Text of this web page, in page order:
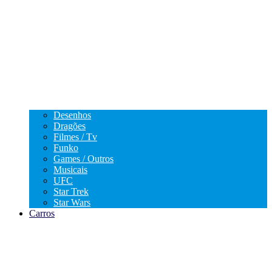
Desenhos
Dragões
Filmes / Tv
Funko
Games / Outros
Musicais
UFC
Star Trek
Star Wars
Carros